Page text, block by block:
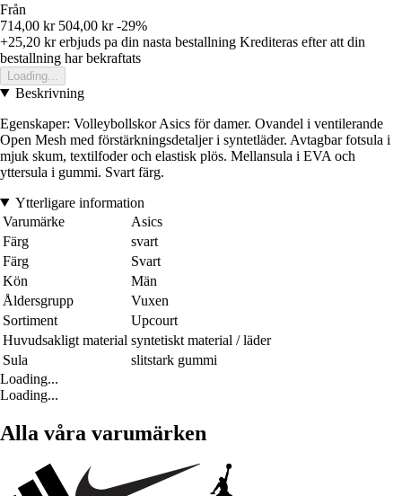
Från
714,00 kr 504,00 kr -29%
+25,20 krerbjuds pa din nasta bestallning Krediteras efter att din
bestallning har bekraftats
Loading...
Beskrivning
Egenskaper: Volleybollskor Asics för damer. Ovandel i ventilerande
Open Mesh med förstärkningsdetaljer i syntetläder. Avtagbar fotsula i
mjuk skum, textilfoder och elastisk plös. Mellansula i EVA och
yttersula i gummi. Svart färg.
Ytterligare information
Varumärke
Asics
Färg
svart
Färg
Svart
Kön
Män
Åldersgrupp
Vuxen
Sortiment
Upcourt
Huvudsakligt material syntetiskt material / läder
Sula
slitstark gummi
Loading...
Loading...
Alla våra varumärken